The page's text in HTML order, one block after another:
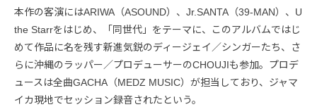
本作の客演にはARIWA（ASOUND）、Jr.SANTA（39-MAN）、U
the Starrをはじめ、「同世代」をテーマに、このアルバムではじ
めて作品に名を残す新進気鋭のディージェイ／シンガーたち、さ
らに沖縄のラッパー／プロデューサーのCHOUJIも参加。プロデ
ュースは全曲GACHA（MEDZ MUSIC）が担当しており、ジャマ
イカ現地でセッション録音されたという。